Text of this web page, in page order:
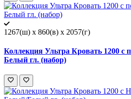
1267(ш) x 860(в) x 2057(г)
Коллекция Ультра Кровать 1200
Белый гл. (набор)